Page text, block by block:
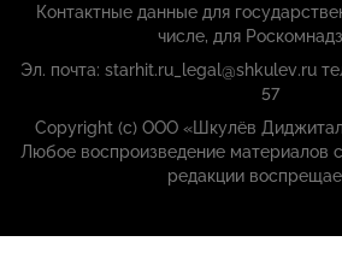
Контактные данные для
числе, для
Эл. почта: starhit.ru_legal@shkulev.ru
57
Copyright (с) ООО «Шкулёв Диджитал
Любое воспроизведение материалов
редакции